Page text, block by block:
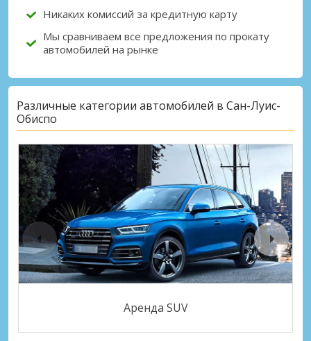
Никаких комиссий за кредитную карту
Мы сравниваем все предложения по прокату
автомобилей на рынке
Различные категории автомобилей в Сан-Луис-
Обиспо
Аренда SUV